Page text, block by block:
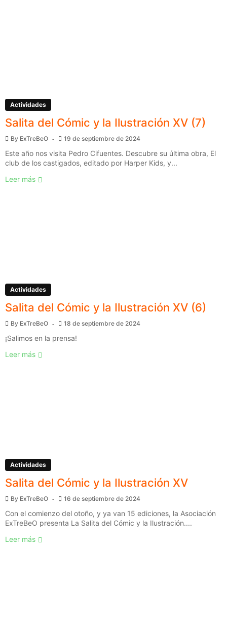
Actividades
Salita del Cómic y la Ilustración XV (7)
By ExTreBeO 19 de septiembre de 2024
Este año nos visita Pedro Cifuentes. Descubre su última obra, El
club de los castigados, editado por Harper Kids, y...
Leer más
Actividades
Salita del Cómic y la Ilustración XV (6)
By ExTreBeO 18 de septiembre de 2024
¡Salimos en la prensa!
Leer más
Actividades
Salita del Cómic y la Ilustración XV
By ExTreBeO 16 de septiembre de 2024
Con el comienzo del otoño, y ya van 15 ediciones, la Asociación
ExTreBeO presenta La Salita del Cómic y la Ilustración....
Leer más